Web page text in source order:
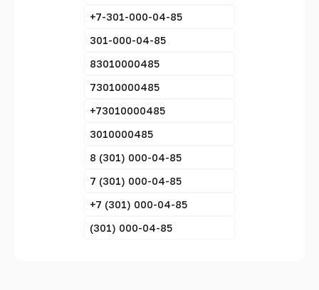
+7-301-000-04-85
301-000-04-85
83010000485
73010000485
+73010000485
3010000485
8 (301) 000-04-85
7 (301) 000-04-85
+7 (301) 000-04-85
(301) 000-04-85